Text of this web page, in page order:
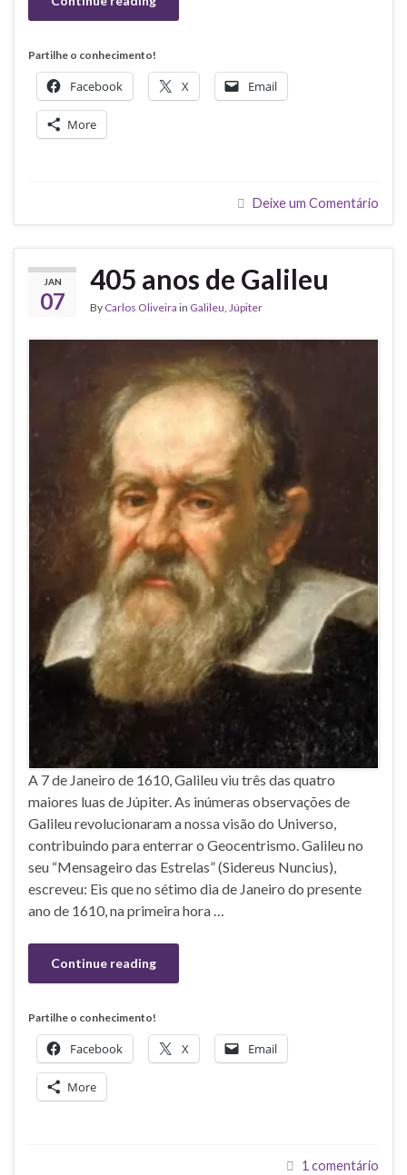
Partilhe o conhecimento!
Facebook X Email
More
Deixe um Comentário
JAN
07
405 anos de Galileu
By Carlos Oliveira in Galileu Júpiter
A 7 de Janeiro de 1610, Galileu viu três das quatro
maiores luas de Júpiter. As inúmeras observações de
Galileu revolucionaram a nossa visão do Universo,
contribuindo para enterrar o Geocentrismo. Galileu no
seu “Mensageiro das Estrelas” (Sidereus Nuncius),
escreveu: Eis que no sétimo dia de Janeiro do presente
ano de 1610, na primeira hora …
Continue reading
Partilhe o conhecimento!
Facebook X Email
More
1 comentário